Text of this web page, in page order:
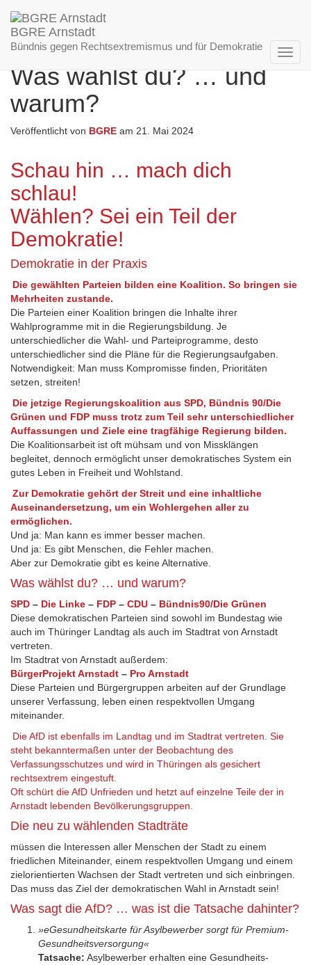
BGRE Arnstadt
Bündnis gegen Rechtsextremismus und für Demokratie
Was wählst du? … und
warum?
Veröffentlicht von BGRE am 21. Mai 2024
Schau hin … mach dich
schlau!
Wählen? Sei ein Teil der
Demokratie!
Demokratie in der Praxis
Die gewählten Parteien bilden eine Koalition. So bringen sie
Mehrheiten zustande.
Die Parteien einer Koalition bringen die Inhalte ihrer
Wahlprogramme mit in die Regierungsbildung. Je
unterschiedlicher die Wahl- und Parteiprogramme, desto
unterschiedlicher sind die Pläne für die Regierungsaufgaben.
Notwendigkeit: Man muss Kompromisse finden, Prioritäten
setzen, streiten!
Die jetzige Regierungskoalition aus SPD, Bündnis 90/Die
Grünen und FDP muss trotz zum Teil sehr unterschiedlicher
Auffassungen und Ziele eine tragfähige Regierung bilden.
Die Koalitionsarbeit ist oft mühsam und von Missklängen
begleitet, dennoch ermöglicht unser demokratisches System ein
gutes Leben in Freiheit und Wohlstand.
Zur Demokratie gehört der Streit und eine inhaltliche
Auseinandersetzung, um ein Wohlergehen aller zu
ermöglichen.
Und ja: Man kann es immer besser machen.
Und ja: Es gibt Menschen, die Fehler machen.
Aber zur Demokratie gibt es keine Alternative.
Was wählst du? … und warum?
SPD – Die Linke – FDP – CDU – Bündnis90/Die Grünen
Diese demokratischen Parteien sind sowohl im Bundestag wie
auch im Thüringer Landtag als auch im Stadtrat von Arnstadt
vertreten.
Im Stadtrat von Arnstadt außerdem:
BürgerProjekt Arnstadt – Pro Arnstadt
Diese Parteien und Bürgergruppen arbeiten auf der Grundlage
unserer Verfassung, leben einen respektvollen Umgang
miteinander.
Die AfD ist ebenfalls im Landtag und im Stadtrat vertreten. Sie
steht bekanntermaßen unter der Beobachtung des
Verfassungsschutzes und wird in Thüringen als gesichert
rechtsextrem eingestuft.
Oft schürt die AfD Unfrieden und hetzt auf einzelne Teile der in
Arnstadt lebenden Bevölkerungsgruppen.
Die neu zu wählenden Stadträte
müssen die Interessen aller Menschen der Stadt zu einem
friedlichen Miteinander, einem respektvollen Umgang und einem
zielorientierten Wachsen der Stadt vertreten und sich einbringen.
Das muss das Ziel der demokratischen Wahl in Arnstadt sein!
Was sagt die AfD? … was ist die Tatsache dahinter?
»eGesundheitskarte für Asylbewerber sorgt für Premium-
Gesundheitsversorgung«
Tatsache: Asylbewerber erhalten eine Gesundheits-